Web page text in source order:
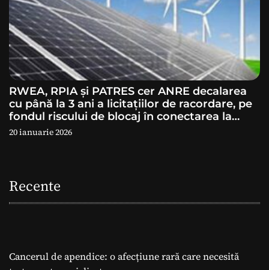
RWEA, RPIA și PATRES cer ANRE decalarea
cu până la 3 ani a licitațiilor de racordare, pe
fondul riscului de blocaj în conectarea la
rețea
20 ianuarie 2026
Recente
Cancerul de apendice: o afecțiune rară care necesită